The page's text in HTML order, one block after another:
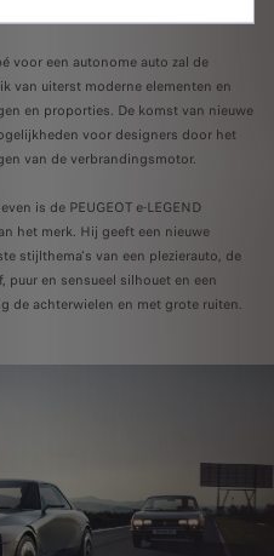
voor een autonome auto zal de
van uiterst moderne elementen en
en proporties. De komst van nieuwe
voor designers door het
van de verbrandingsmotor.
is de PEUGEOT e-LEGEND
het merk. Hij geeft een nieuwe
stijlthema's van een plezierauto, de
en sensueel silhouet en een
de achterwielen en met grote ruiten.